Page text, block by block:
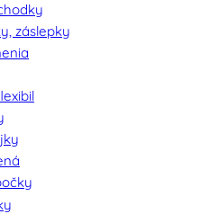
záslepky